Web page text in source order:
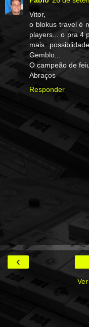
Vitor,
o blokus travel é
players... o pra 4
mais
Gemblo...
O campeão de
Abraços
Responder
‹